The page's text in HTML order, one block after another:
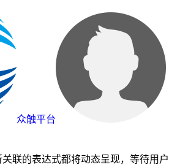
众触平台
联的表达式都将动态呈现，等待用户